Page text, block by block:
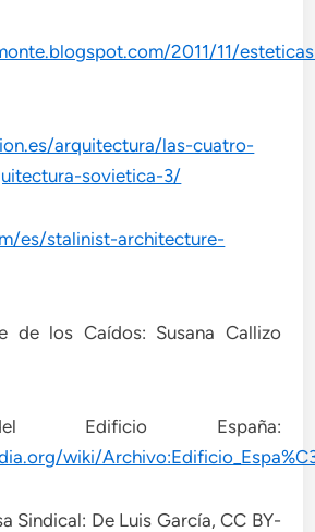
2011/11/
arquitectura/las-cuatro-
sovietica-3/
es/stalinist-architecture-
de los Caídos: Susana Callizo
Edificio España:
wiki/
Sindical: De Luis García, CC BY-